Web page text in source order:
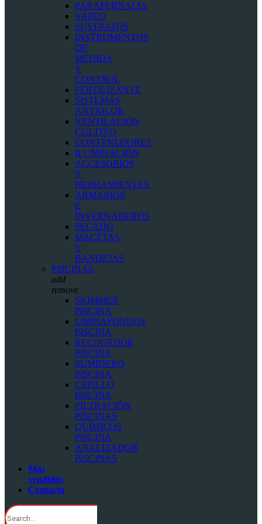
PARAFERNALIA
VAPEO
SUSTRATOS
INSTRUMENTOS
DE
MEDIDA
Y
CONTROL
FERTILIZANTE
SISTEMAS
ANTIOLOR
VENTILACIÓN
CULTIVO
CONTENEDORES
ILUMINACIÓN
ACCESORIOS
Y
HERRAMIENTAS
ARMARIOS
E
INVERNADEROS
SECADO
MACETAS
Y
BANDEJAS
PISCINAS
add
remove
SKIMMER
PISCINA
LIMPIAFONDOS
PISCINA
RECOGEDOR
PISCINA
SUMIDERO
PISCINA
CEPILLO
PISCINA
FILTRACIÓN
PISCINAS
QUÍMICOS
PISCINA
ANALIZADOR
PISCINAS
Más
vendidos
Contacto